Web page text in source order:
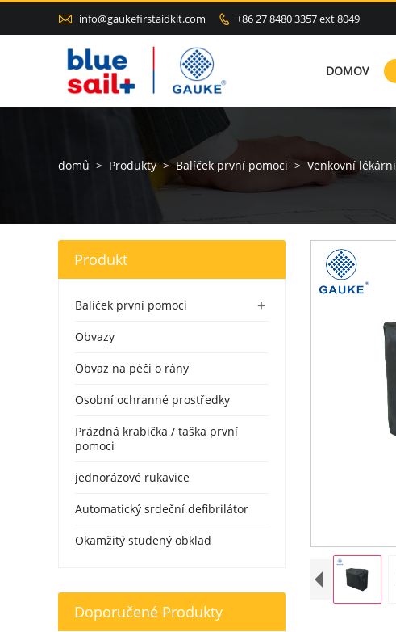
 info@gaukefirstaidkit.com  +86 27 8480 3357 ext 8049
DOMOV
domů > Produkty > Balíček první pomoci > Venkovní
Produkt
+
Balíček první pomoci
Obvazy
Obvaz na péči o rány
Osobní ochranné prostředky
Prázdná krabička / taška první
pomoci
jednorázové rukavice
Automatický srdeční defibrilátor
Okamžitý studený obklad
Doporučené Produkty